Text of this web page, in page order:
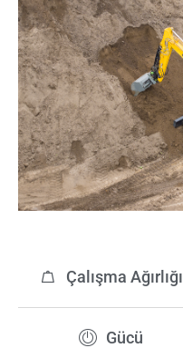
Çalışma Ağırlığı
Gücü